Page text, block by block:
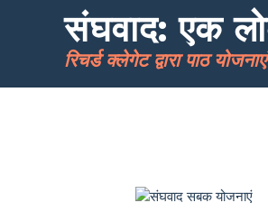
संघवाद: एक
रिचर्ड क्लेगेट द्वारा पाठ योजनाएं